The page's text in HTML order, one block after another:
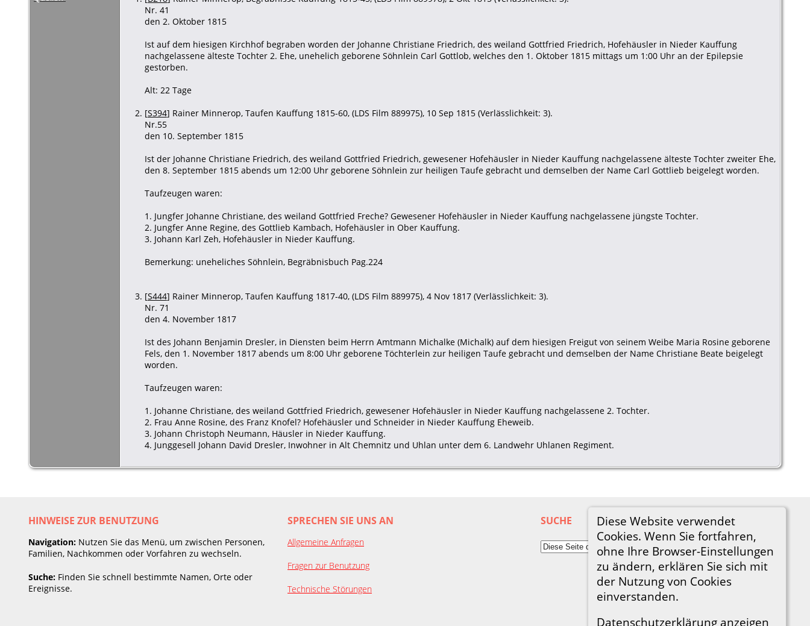
Diese Website verwendet
Cookies. Wenn Sie fortfahren,
ohne Ihre Browser-Einstellungen
zu ändern, erklären Sie sich mit
der Nutzung von Cookies
einverstanden.
Datenschutzerklärung anzeigen
Nr. 41
den 2. Oktober 1815
Ist auf dem hiesigen Kirchhof begraben worden der Johanne Christiane Friedrich, des weiland Gottfried Friedrich, Hofehäusler in Nieder Kauffung
nachgelassene älteste Tochter 2. Ehe, unehelich geborene Söhnlein Carl Gottlob, welches den 1. Oktober 1815 mittags um 1:00 Uhr an der Epilepsie
gestorben.
Alt: 22 Tage
[S394] Rainer Minnerop, Taufen Kauffung 1815-60, (LDS Film 889975), 10 Sep 1815 (Verlässlichkeit: 3).
Nr.55
den 10. September 1815
Ist der Johanne Christiane Friedrich, des weiland Gottfried Friedrich, gewesener Hofehäusler in Nieder Kauffung nachgelassene älteste Tochter zweiter Ehe,
den 8. September 1815 abends um 12:00 Uhr geborene Söhnlein zur heiligen Taufe gebracht und demselben der Name Carl Gottlieb beigelegt worden.
Taufzeugen waren:
1. Jungfer Johanne Christiane, des weiland Gottfried Freche? Gewesener Hofehäusler in Nieder Kauffung nachgelassene jüngste Tochter.
2. Jungfer Anne Regine, des Gottlieb Kambach, Hofehäusler in Ober Kauffung.
3. Johann Karl Zeh, Hofehäusler in Nieder Kauffung.
Bemerkung: uneheliches Söhnlein, Begräbnisbuch Pag.224
[S444] Rainer Minnerop, Taufen Kauffung 1817-40, (LDS Film 889975), 4 Nov 1817 (Verlässlichkeit: 3).
Nr. 71
den 4. November 1817
Ist des Johann Benjamin Dresler, in Diensten beim Herrn Amtmann Michalke (Michalk) auf dem hiesigen Freigut von seinem Weibe Maria Rosine geborene
Fels, den 1. November 1817 abends um 8:00 Uhr geborene Töchterlein zur heiligen Taufe gebracht und demselben der Name Christiane Beate beigelegt
worden.
Taufzeugen waren:
1. Johanne Christiane, des weiland Gottfried Friedrich, gewesener Hofehäusler in Nieder Kauffung nachgelassene 2. Tochter.
2. Frau Anne Rosine, des Franz Knofel? Hofehäusler und Schneider in Nieder Kauffung Eheweib.
3. Johann Christoph Neumann, Häusler in Nieder Kauffung.
4. Junggesell Johann David Dresler, Inwohner in Alt Chemnitz und Uhlan unter dem 6. Landwehr Uhlanen Regiment.
HINWEISE ZUR BENUTZUNG
Navigation: Nutzen Sie das Menü, um zwischen Personen,
Familien, Nachkommen oder Vorfahren zu wechseln.
Suche: Finden Sie schnell bestimmte Namen, Orte oder
Ereignisse.
SPRECHEN SIE UNS AN
Allgemeine Anfragen
Fragen zur Benutzung
Technische Störungen
SUCHE